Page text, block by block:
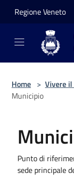
Regione Veneto
Home > Vivere il
Municipio
Punto di
sede principale